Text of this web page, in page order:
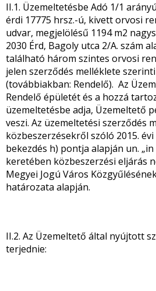
II.1. Üzemeltetésbe Adó 1/1
érdi 17775 hrsz.-ú, kivett orvosi
udvar, megjelölésű 1194 m2
2030 Érd, Bagoly utca 2/A. szám
található három szintes orvosi
jelen szerződés melléklete
(továbbiakban: Rendelő). Az
Rendelő épületét és a hozzá
üzemeltetésbe adja, Üzemeltető
veszi. Az üzemeltetési szerződés
közbeszerzésekről szóló 2015. évi
bekezdés h) pontja alapján un.
keretében közbeszerzési eljárás
Megyei Jogú Város
határozata alapján.
II.2. Az Üzemeltető által nyújtott
terjednie: